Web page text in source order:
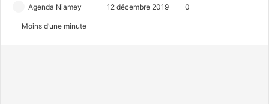
Agenda Niamey 12 décembre 2019 0
Moins d’une minute